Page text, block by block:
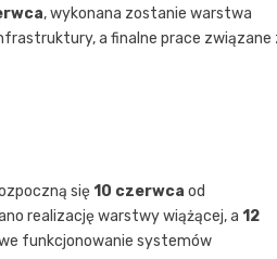
, wykonana zostanie warstwa
a finalne prace związane
się10 czerwca od
realizację warstwy wiążącej, a 12
funkcjonowanie systemów